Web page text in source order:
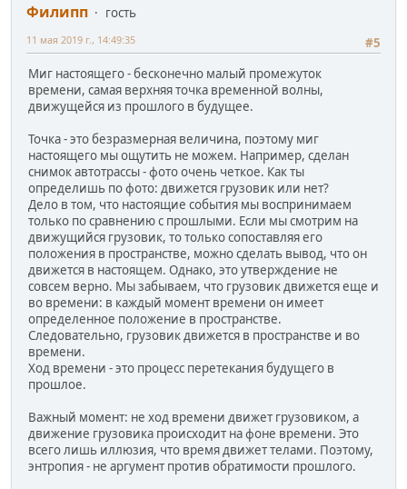
Филипп
гость
#5
11 мая 2019 г., 14:49:35
Миг настоящего - бесконечно малый промежуток
времени, самая верхняя точка временной волны,
движущейся из прошлого в будущее.
Точка - это безразмерная величина, поэтому миг
настоящего мы ощутить не можем. Например, сделан
снимок автотрассы - фото очень четкое. Как ты
определишь по фото: движется грузовик или нет?
Дело в том, что настоящие события мы воспринимаем
только по сравнению с прошлыми. Если мы смотрим на
движущийся грузовик, то только сопоставляя его
положения в пространстве, можно сделать вывод, что он
движется в настоящем. Однако, это утверждение не
совсем верно. Мы забываем, что грузовик движется еще и
во времени: в каждый момент времени он имеет
определенное положение в пространстве.
Следовательно, грузовик движется в пространстве и во
времени.
Ход времени - это процесс перетекания будущего в
прошлое.
Важный момент: не ход времени движет грузовиком, а
движение грузовика происходит на фоне времени. Это
всего лишь иллюзия, что время движет телами. Поэтому,
энтропия - не аргумент против обратимости прошлого.